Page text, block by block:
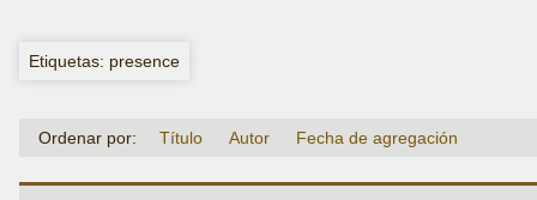
Etiquetas: presence
Ordenar por: Título Autor Fecha de agregación